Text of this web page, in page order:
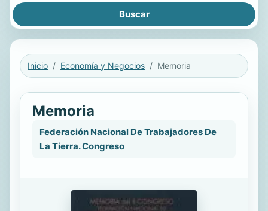
Inicio Economía y Negocios Memoria
Memoria
Federación Nacional De Trabajadores De
La Tierra. Congreso